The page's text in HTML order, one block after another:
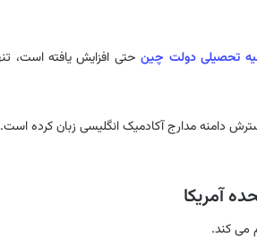
تحصیلی دولت چین
دامنه مدارج آکادمیک انگلیسی زبان کرده
آمریکا
می کند.